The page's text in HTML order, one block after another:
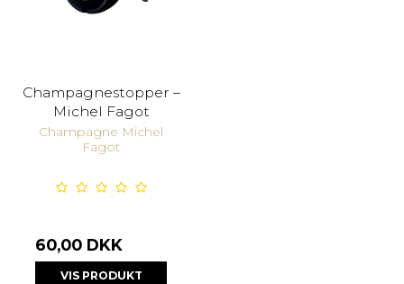
Champagnestopper –
Michel Fagot
Champagne Michel
Fagot
60,00 DKK
VIS PRODUKT